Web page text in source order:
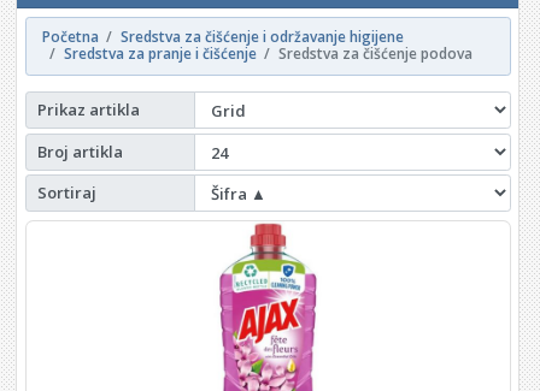
Početna
Sredstva za čišćenje i održavanje higijene
Sredstva za pranje i čišćenje
Sredstva za čišćenje podova
Prikaz artikla
Broj artikla
Sortiraj